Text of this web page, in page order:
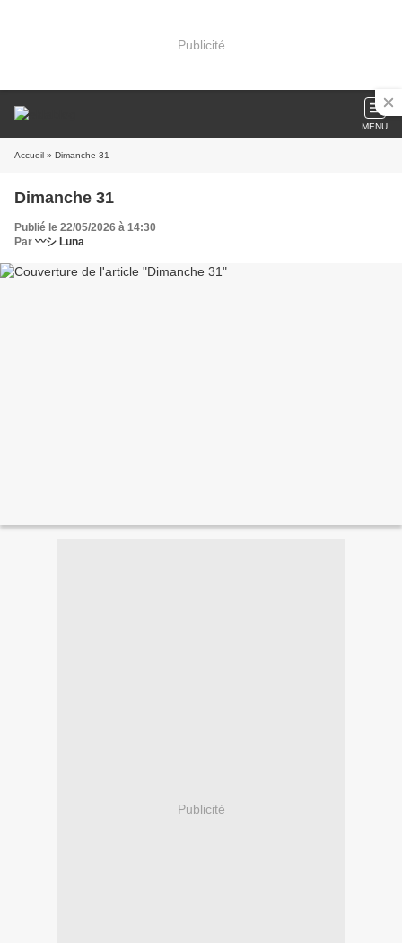
Publicité
MENU
Accueil » Dimanche 31
Dimanche 31
Publié le 22/05/2026 à 14:30
Par 〰️シ Luna
Publicité